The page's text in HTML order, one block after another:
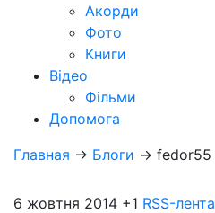
Акорди
Фото
Книги
Відео
Фільми
Допомога
Главная → Блоги → fedor55
6 жовтня 2014 +1 RSS-лента